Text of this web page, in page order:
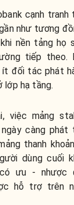
cạnh
như tương
nền tảng họ
tiếp theo.
đối tác phát
lớp hạ tầng.
việc mảng
càng phát
thanh
dùng cuối
ưu - nhược
hỗ trợ trên